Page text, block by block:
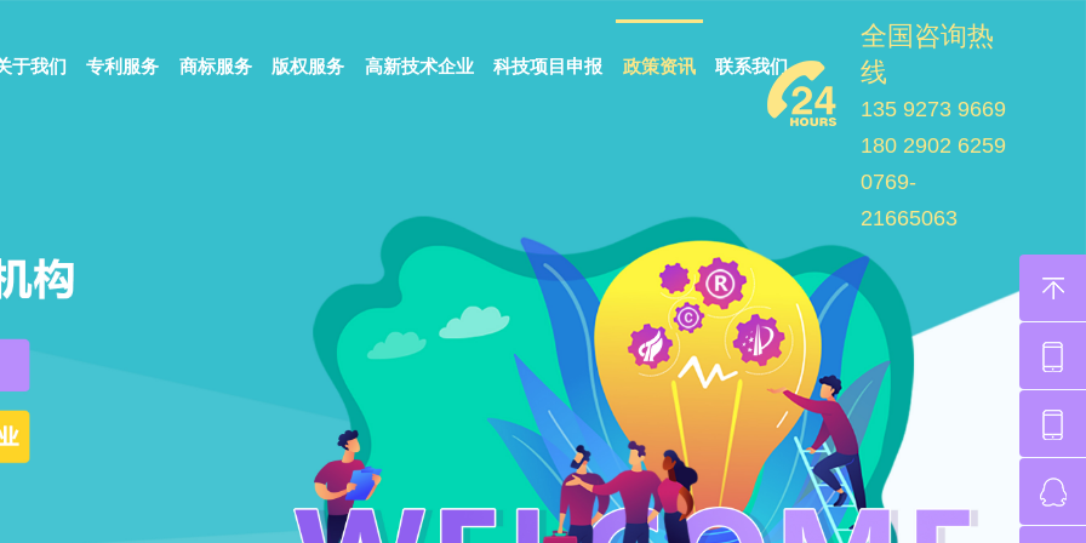
于我们 专利服务 商标服务 版权服务 高新技术企业 科技项目申报 政策资讯 联系我们
全国咨询热
线
135 9273 9669
180 2902 6259
0769-
21665063